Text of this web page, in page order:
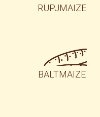
RUPJMAIZE
BALTMAIZE